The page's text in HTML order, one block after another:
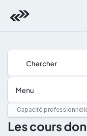
Menu
Chercher
Capacité
Les cours